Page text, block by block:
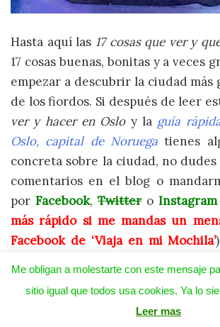
Hasta aquí las 17 cosas que ver y
17 cosas buenas, bonitas y a veces
empezar a descubrir la ciudad más
de los fiordos. Si después de leer
ver y hacer en Osloy la guía
Oslo, capital de Noruega tienes
concreta sobre la ciudad, no
comentarios en el blog o
por Facebook, Twittero Instagram
más rápido si me mandas un
Facebook de ‘Viaja en mi Mochila’
SI TE GUSTÓ
Me obligan a molestarte con este mensaje
sitio igual que todos usa cookies. Ya lo
Leer mas